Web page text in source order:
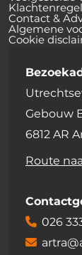
Contact &
Algemene
Cookie
Gebouw
6812 AR
Route
026